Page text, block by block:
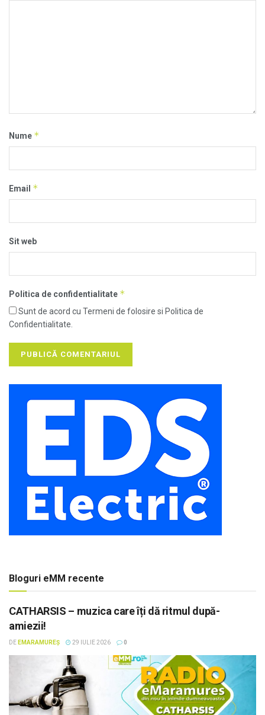
Nume *
Email *
Sit web
Politica de confidentialitate *
Sunt de acord cu Termeni de folosire si Politica de
Confidentialitate.
Bloguri eMM recente
CATHARSIS – muzica care îți dă ritmul după-
amiezii!
DE EMARAMUREȘ 29 IULIE 2026 0